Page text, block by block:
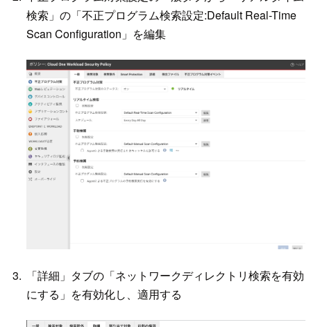
検索」の「不正プログラム検索設定:Default Real-Time
Scan Configuration」を編集
「詳細」タブの「ネットワークディレクトリ検索を有効
にする」を有効化し、適用する